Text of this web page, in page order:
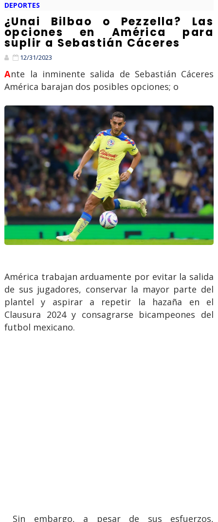
DEPORTES
¿Unai Bilbao o Pezzella? Las
opciones en América para
suplir a Sebastián Cáceres
12/31/2023
Ante la inminente salida de Sebastián Cáceres
América barajan dos posibles opciones; o
América trabajan arduamente por evitar la salida
de sus jugadores, conservar la mayor parte del
plantel y aspirar a repetir la hazaña en el
Clausura 2024 y consagrarse bicampeones del
futbol mexicano.
Sin embargo, a pesar de sus esfuerzos,